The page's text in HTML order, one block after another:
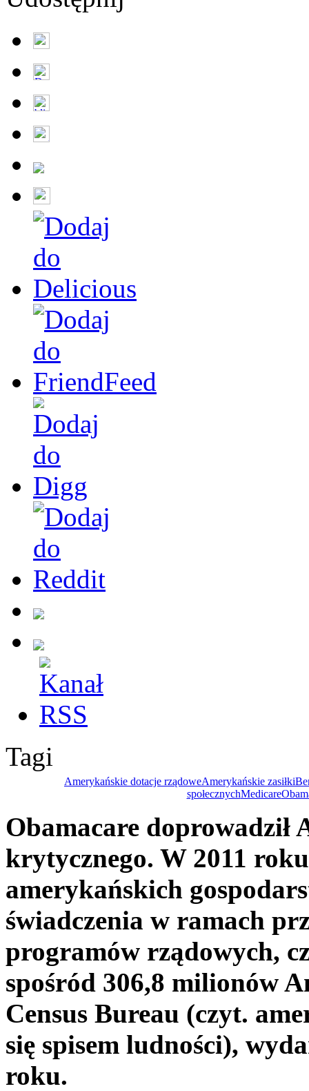
Tagi
Amerykańskie dotacje rządoweAmerykańskie zasiłki
społecznychMedicare
Obamacare doprowadził
krytycznego. W 2011
amerykańskich
świadczenia w ramach
programów rządowych,
spośród 306,8 milionów
Census Bureau (czyt.
się spisem ludności),
roku.